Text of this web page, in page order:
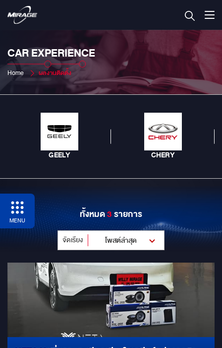
CAR EXPERIENCE
Home ผลงานติดตั้ง
GEELY CHERY
MENU ทั้งหมด3รายการ
จัดเรียง โพสต์ล่าสุด